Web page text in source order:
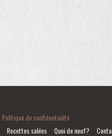
Politique de confidentialité
Recettes salées Quoi de neuf?